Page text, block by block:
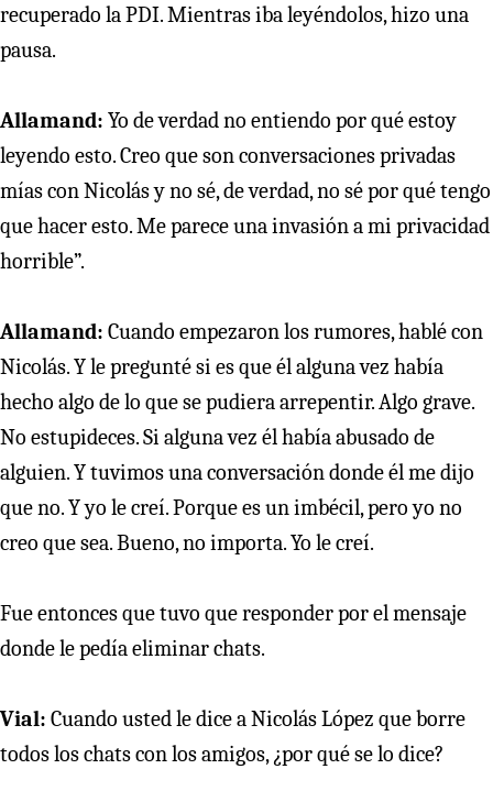
recuperado la PDI. Mientras iba leyéndolos, hizo una
pausa.
Allamand: Yo de verdad no entiendo por qué estoy
leyendo esto. Creo que son conversaciones privadas
mías con Nicolás y no sé, de verdad, no sé por qué tengo
que hacer esto. Me parece una invasión a mi privacidad
horrible”.
Allamand: Cuando empezaron los rumores, hablé con
Nicolás. Y le pregunté si es que él alguna vez había
hecho algo de lo que se pudiera arrepentir. Algo grave.
No estupideces. Si alguna vez él había abusado de
alguien. Y tuvimos una conversación donde él me dijo
que no. Y yo le creí. Porque es un imbécil, pero yo no
creo que sea. Bueno, no importa. Yo le creí.
Fue entonces que tuvo que responder por el mensaje
donde le pedía eliminar chats.
Vial: Cuando usted le dice a Nicolás López que borre
todos los chats con los amigos, ¿por qué se lo dice?